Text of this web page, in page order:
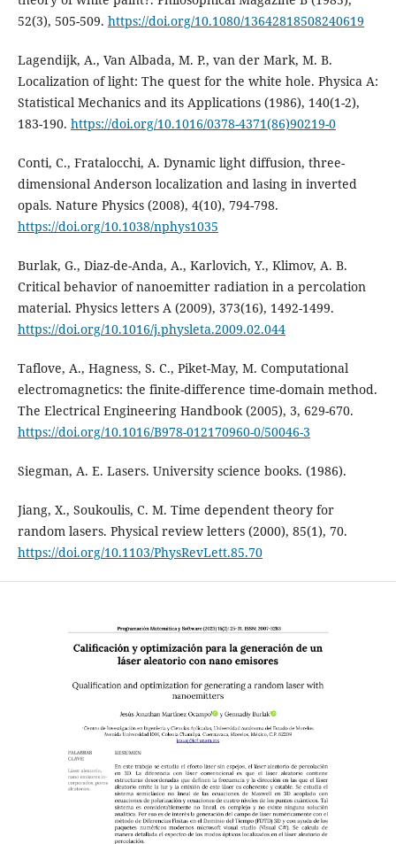
52(3), 505-509. https://doi.org/10.1080/13642818508240619
Lagendijk, A., Van Albada, M. P., van der Mark, M. B.
Localization of light: The quest for the white hole. Physica A:
Statistical Mechanics and its Applications (1986), 140(1-2),
183-190. https://doi.org/10.1016/0378-4371(86)90219-0
Conti, C., Fratalocchi, A. Dynamic light diffusion, three-
dimensional Anderson localization and lasing in inverted
opals. Nature Physics (2008), 4(10), 794-798.
https://doi.org/10.1038/nphys1035
Burlak, G., Diaz-de-Anda, A., Karlovich, Y., Klimov, A. B.
Critical behavior of nanoemitter radiation in a percolation
material. Physics letters A (2009), 373(16), 1492-1499.
https://doi.org/10.1016/j.physleta.2009.02.044
Taflove, A., Hagness, S. C., Piket-May, M. Computational
electromagnetics: the finite-difference time-domain method.
The Electrical Engineering Handbook (2005), 3, 629-670.
https://doi.org/10.1016/B978-012170960-0/50046-3
Siegman, A. E. Lasers. University science books. (1986).
Jiang, X., Soukoulis, C. M. Time dependent theory for
random lasers. Physical review letters (2000), 85(1), 70.
https://doi.org/10.1103/PhysRevLett.85.70